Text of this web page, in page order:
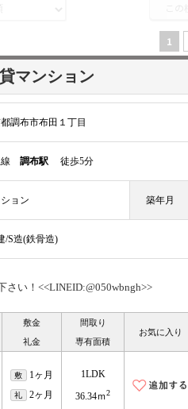
1
マンション
調布市布田１丁目
線 調布駅 徒歩5分
ョン 築年月
/S造(鉄骨造)
い！<<LINEID:@050wbngh>>
敷金
礼金
間取り
専有面積
お気に入り
敷 1ヶ月
礼 2ヶ月
1LDK
36.34ｍ2